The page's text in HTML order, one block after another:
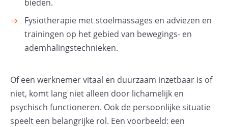
bieden.
Fysiotherapie met stoelmassages en adviezen en
trainingen op het gebied van bewegings- en
ademhalingstechnieken.
Of een werknemer vitaal en duurzaam inzetbaar is of
niet, komt lang niet alleen door lichamelijk en
psychisch functioneren. Ook de persoonlijke situatie
speelt een belangrijke rol. Een voorbeeld: een